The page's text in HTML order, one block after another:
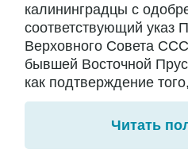
калининградцы с
соответствующий указ
Верховного Совета
бывшей Восточной
как подтверждение
Читать